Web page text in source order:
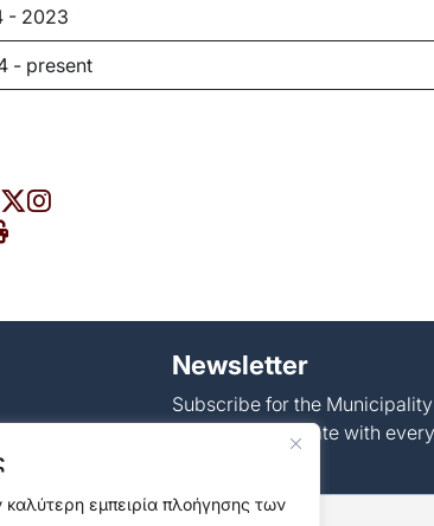
καλύτερη εμπειρία πλοήγησης των
- 2023
- present
tracking
Νewsletter
Subscribe for the
and stay up to date with